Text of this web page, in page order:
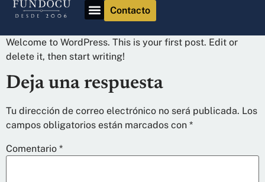
Contacto
Welcome to WordPress. This is your first post. Edit or
delete it, then start writing!
Deja una respuesta
Tu dirección de correo electrónico no será publicada. Los
campos obligatorios están marcados con *
Comentario *